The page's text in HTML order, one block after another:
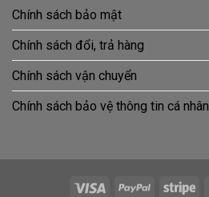
Chính sách bảo mật
Chính sách đổi, trả hàng
Chính sách vận chuyển
Chính sách bảo vệ thông tin cá nhân